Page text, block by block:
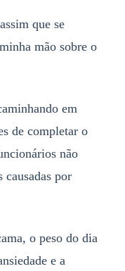
que se
mão sobre o
em
de completar o
não
causadas por
o peso do dia
e a